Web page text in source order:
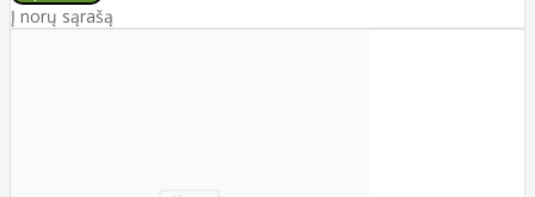
Į norų sąrašą